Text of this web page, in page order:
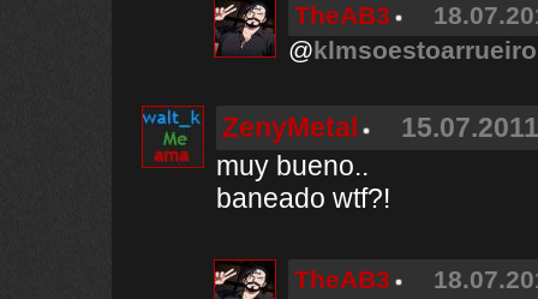
TheAB3
@klmsoestoarrueiro
ZenyMetal
muy bueno..
baneado wtf?!
TheAB3